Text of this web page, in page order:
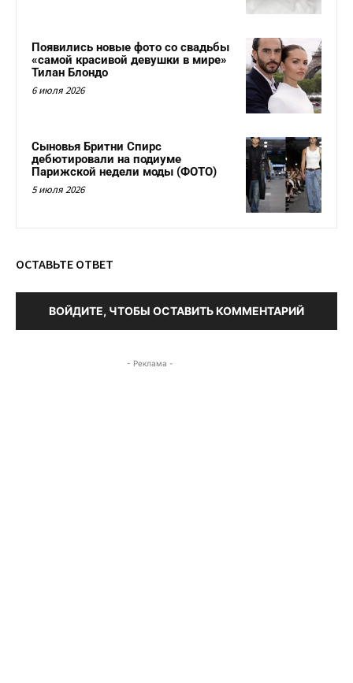
Появились новые фото со свадьбы
«самой красивой девушки в мире»
Тилан Блондо
6 июля 2026
Сыновья Бритни Спирс
дебютировали на подиуме
Парижской недели моды (ФОТО)
5 июля 2026
ОСТАВЬТЕ ОТВЕТ
ВОЙДИТЕ, ЧТОБЫ ОСТАВИТЬ КОММЕНТАРИЙ
- Реклама -